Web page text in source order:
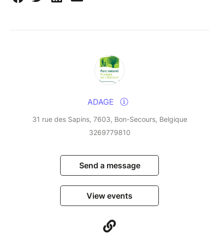
ADAGE
31 rue des Sapins, 7603, Bon-Secours, Belgique
3269779810
Send a message
View events